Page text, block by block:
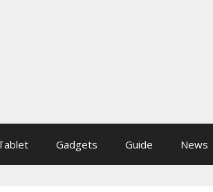
Gadgets Guide News